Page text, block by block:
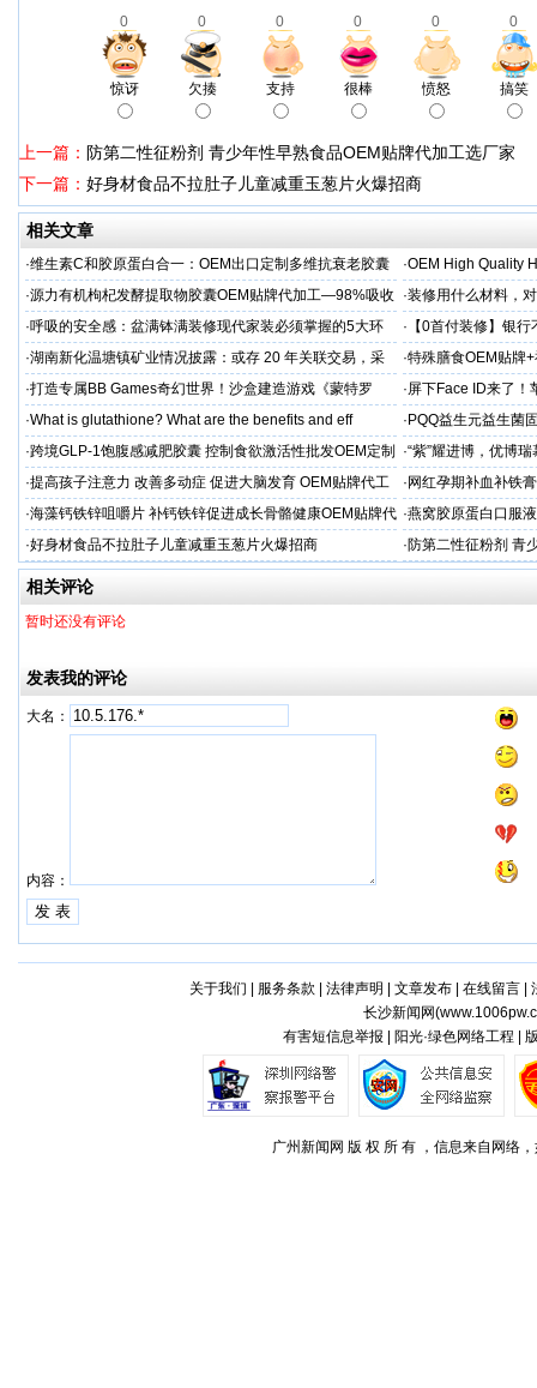
0 0 0 0 0 0
惊讶 欠揍 支持 很棒 愤怒 搞笑
上一篇： 防第二性征粉剂 青少年性早熟食品OEM贴牌代加工选厂家
下一篇： 好身材食品不拉肚子儿童减重玉葱片火爆招商
相关文章
·维生素C和胶原蛋白合一：OEM出口定制多维抗衰老胶囊 ·OEM High Quality
·源力有机枸杞发酵提取物胶囊OEM贴牌代加工—98%吸收
率 免疫燃料
·装修用什么材料，
·呼吸的安全感：盆满钵满装修现代家装必须掌握的5大环
保准则
· 【0首付装修】银
贷，月供少还30%！
·湖南新化温塘镇矿业情况披露：或存 20 年关联交易，采
矿收益达 5.3 亿
·特殊膳食OEM贴牌
工厂家
·打造专属BB Games奇幻世界！沙盒建造游戏《蒙特罗
纳》带你走进小小世界
·屏下Face ID来了！
新潮流
·What is glutathione? What are the benefits and eff · PQQ益生元益生菌
粉贴牌代加工
·跨境GLP-1饱腹感减肥胶囊 控制食欲激活性批发OEM定制 ·“紫”耀进博，优博
·提高孩子注意力 改善多动症 促进大脑发育 OEM贴牌代工 · 网红孕期补血补铁
经验
·海藻钙铁锌咀嚼片 补钙铁锌促进成长骨骼健康OEM贴牌代
加工
·燕窝胶原蛋白口服
牌
·好身材食品不拉肚子儿童减重玉葱片火爆招商 ·防第二性征粉剂 青
相关评论
暂时还没有评论
发表我的评论
大名：
内容：
关于我们 服务条款 法律声明 文章发布| 在线留言|
长沙新闻网(
有害短信息举报 | 阳光·绿色网络工程 |
广州新闻网 版 权 所 有 ，信息来自网络